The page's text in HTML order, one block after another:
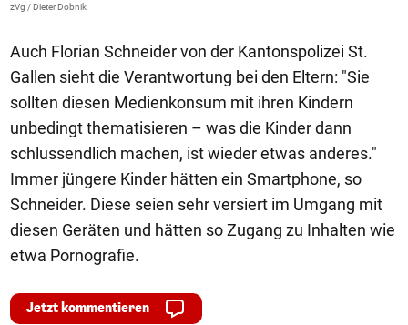
zVg / Dieter Dobnik
Auch Florian Schneider von der Kantonspolizei St.
Gallen sieht die Verantwortung bei den Eltern: "Sie
sollten diesen Medienkonsum mit ihren Kindern
unbedingt thematisieren – was die Kinder dann
schlussendlich machen, ist wieder etwas anderes."
Immer jüngere Kinder hätten ein Smartphone, so
Schneider. Diese seien sehr versiert im Umgang mit
diesen Geräten und hätten so Zugang zu Inhalten wie
etwa Pornografie.
Jetzt kommentieren